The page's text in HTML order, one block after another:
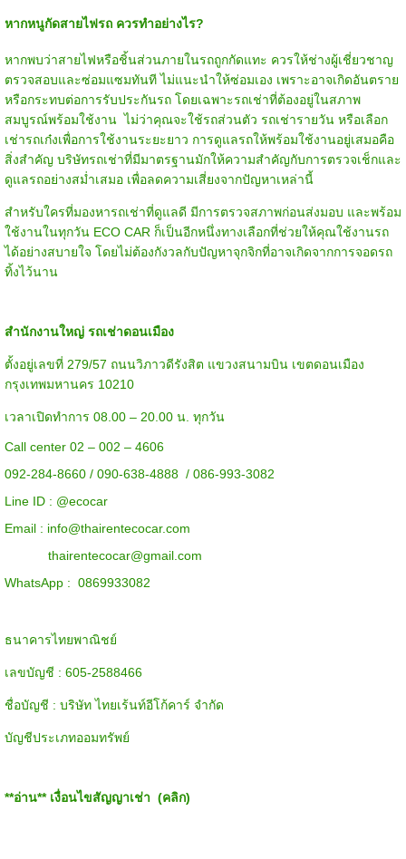
หากหนูกัดสายไฟรถ ควรทำอย่างไร?
หากพบว่าสายไฟหรือชิ้นส่วนภายในรถถูกกัดแทะ ควรให้ช่างผู้เชี่ยวชาญ
ตรวจสอบและซ่อมแซมทันที ไม่แนะนำให้ซ่อมเอง เพราะอาจเกิดอันตราย
หรือกระทบต่อการรับประกันรถ โดยเฉพาะรถเช่าที่ต้องอยู่ในสภาพ
สมบูรณ์พร้อมใช้งาน ไม่ว่าคุณจะใช้รถส่วนตัว รถเช่ารายวันหรือเลือก
เช่ารถเก๋งเพื่อการใช้งานระยะยาว การดูแลรถให้พร้อมใช้งานอยู่เสมอคือ
สิ่งสำคัญ บริษัทรถเช่าที่มีมาตรฐานมักให้ความสำคัญกับการตรวจเช็กและ
ดูแลรถอย่างสม่ำเสมอ เพื่อลดความเสี่ยงจากปัญหาเหล่านี้
สำหรับใครที่มองหารถเช่าที่ดูแลดี มีการตรวจสภาพก่อนส่งมอบ และพร้อม
ใช้งานในทุกวัน ECO CAR ก็เป็นอีกหนึ่งทางเลือกที่ช่วยให้คุณใช้งานรถ
ได้อย่างสบายใจ โดยไม่ต้องกังวลกับปัญหาจุกจิกที่อาจเกิดจากการจอดรถ
ทิ้งไว้นาน
สำนักงานใหญ่ รถเช่าดอนเมือง
ตั้งอยู่เลขที่ 279/57 ถนนวิภาวดีรังสิต แขวงสนามบิน เขตดอนเมือง
กรุงเทพมหานคร 10210
เวลาเปิดทำการ 08.00 – 20.00 น. ทุกวัน
Call center 02 – 002 – 4606
092-284-8660 / 090-638-4888 / 086-993-3082
Line ID : @ecocar
Email : info@thairentecocar.com
thairentecocar@gmail.com
WhatsApp : 0869933082
ธนาคารไทยพาณิชย์
เลขบัญชี : 605-2588466
ชื่อบัญชี : บริษัท ไทยเร้นท์อีโก้คาร์ จำกัด
บัญชีประเภทออมทรัพย์
**อ่าน** เงื่อนไขสัญญาเช่า (คลิก)